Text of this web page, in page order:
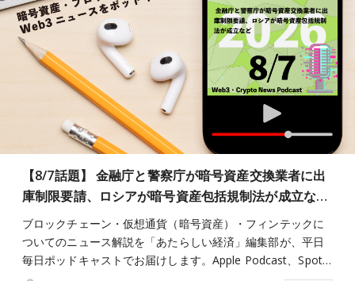
【8/7話題】 金融庁と警察庁が暗号資産交換業者に出
庫制限要請、ロシアが暗号資産包括規制法が成立な…
ブロックチェーン・仮想通貨（暗号資産）・フィンテックに
ついてのニュース解説を「あたらしい経済」編集部が、平日
毎日ポッドキャストでお届けします。Apple Podcast、Spot…